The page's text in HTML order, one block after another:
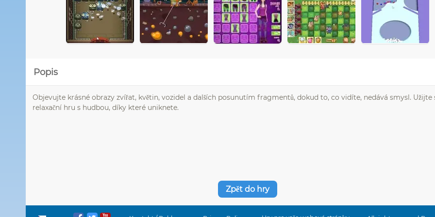
Popis
Objevujte krásné obrazy zvířat, květin, vozidel a dalších posunutím fragmentů, dokud to, co vidíte, nedává smysl. Užijte
relaxační hru s hudbou, díky které uniknete.
Zpět do hry